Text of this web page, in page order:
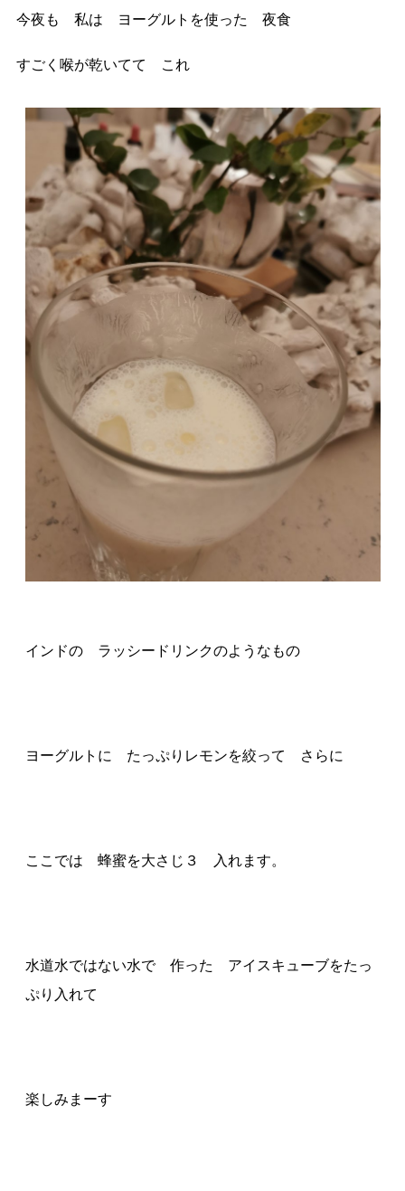
今夜も 私は ヨーグルトを使った 夜食
すごく喉が乾いてて これ
インドの ラッシードリンクのようなもの
ヨーグルトに たっぷりレモンを絞って さらに
ここでは 蜂蜜を大さじ３ 入れます。
水道水ではない水で 作った アイスキューブをたっ
ぷり入れて
楽しみまーす